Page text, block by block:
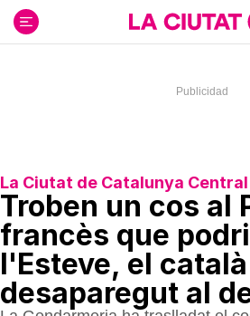
contenido
La Ciutat de Catalunya Central
Troben un cos al
francès que
l'Esteve, el català
desaparegut al